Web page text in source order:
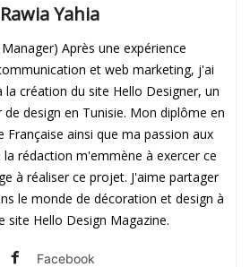
Rawia Yahia
Après une expérience
et web marketing, j'ai
la création du site Hello Designer, un
design en Tunisie. Mon diplôme en
Française ainsi que ma passion aux
rédaction m'emmène à exercer ce
à réaliser ce projet. J'aime partager
le monde de décoration et design à
site Hello Design Magazine.
Facebook